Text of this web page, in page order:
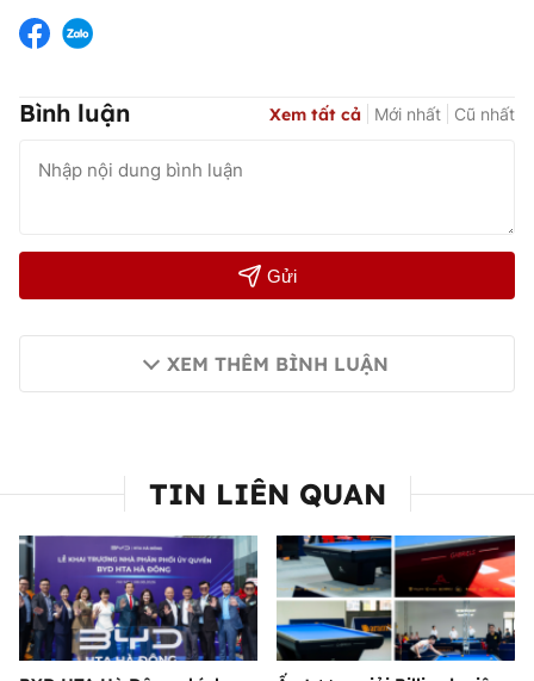
Bình luận Xem tất cả Mới nhất Cũ nhất
Gửi
XEM THÊM BÌNH LUẬN
TIN LIÊN QUAN